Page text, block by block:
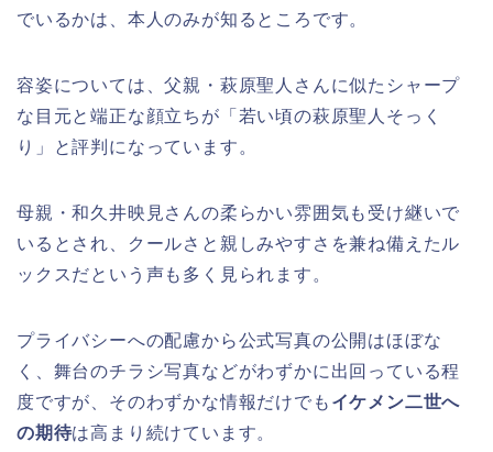
でいるかは、本人のみが知るところです。
容姿については、父親・萩原聖人さんに似たシャープ
な目元と端正な顔立ちが「若い頃の萩原聖人そっく
り」と評判になっています。
母親・和久井映見さんの柔らかい雰囲気も受け継いで
いるとされ、クールさと親しみやすさを兼ね備えたル
ックスだという声も多く見られます。
プライバシーへの配慮から公式写真の公開はほぼな
く、舞台のチラシ写真などがわずかに出回っている程
度ですが、そのわずかな情報だけでも イケメン二世へ
の期待は高まり続けています。